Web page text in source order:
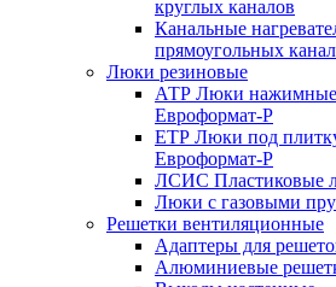
круглых каналов
Канальные
прямоугольных
Люки резиновые
АТР Люки нажимные
Евроформат-Р
ЕТР Люки под
Евроформат-Р
ЛСИС Пластиковые
Люки с газовыми
Решетки вентиляционные
Адаптеры для
Алюминиевые